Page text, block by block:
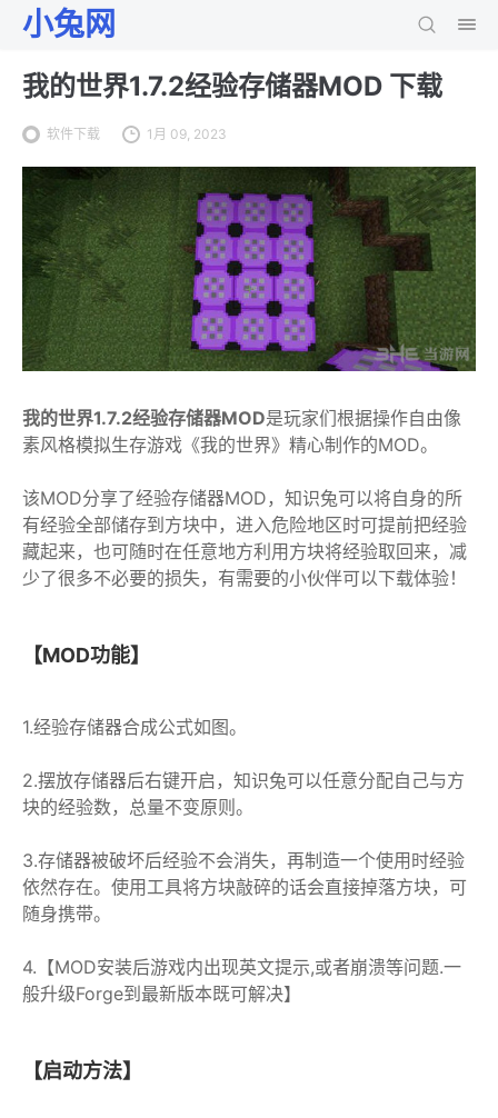
小兔网
我的世界1.7.2经验存储器MOD 下载
软件下载 1月 09, 2023
我的世界1.7.2经验存储器MOD是玩家们根据操作自由像
素风格模拟生存游戏《我的世界》精心制作的MOD。
该MOD分享了经验存储器MOD，知识兔可以将自身的所
有经验全部储存到方块中，进入危险地区时可提前把经验
藏起来，也可随时在任意地方利用方块将经验取回来，减
少了很多不必要的损失，有需要的小伙伴可以下载体验！
【MOD功能】
1.经验存储器合成公式如图。
2.摆放存储器后右键开启，知识兔可以任意分配自己与方
块的经验数，总量不变原则。
3.存储器被破坏后经验不会消失，再制造一个使用时经验
依然存在。使用工具将方块敲碎的话会直接掉落方块，可
随身携带。
4.【MOD安装后游戏内出现英文提示,或者崩溃等问题.一
般升级Forge到最新版本既可解决】
【启动方法】